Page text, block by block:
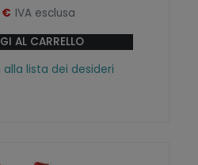
€ IVA esclusa
AL CARRELLO
alla lista dei desideri